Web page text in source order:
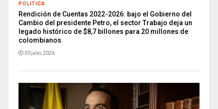
POLITICA
Rendición de Cuentas 2022-2026: bajo el Gobierno del
Cambio del presidente Petro, el sector Trabajo deja un
legado histórico de $8,7 billones para 20 millones de
colombianos
30 julio, 2026